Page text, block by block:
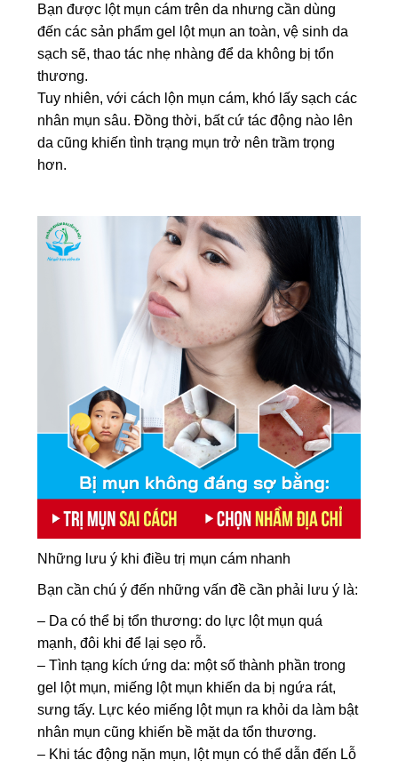
Bạn được lột mụn cám trên da nhưng cần dùng
đến các sản phẩm gel lột mụn an toàn, vệ sinh da
sạch sẽ, thao tác nhẹ nhàng để da không bị tổn
thương.
Tuy nhiên, với cách lộn mụn cám, khó lấy sạch các
nhân mụn sâu. Đồng thời, bất cứ tác động nào lên
da cũng khiến tình trạng mụn trở nên trầm trọng
hơn.
Những lưu ý khi điều trị mụn cám nhanh
Bạn cần chú ý đến những vấn đề cần phải lưu ý là:
– Da có thể bị tổn thương: do lực lột mụn quá
mạnh, đôi khi để lại sẹo rỗ.
– Tình tạng kích ứng da: một số thành phần trong
gel lột mụn, miếng lột mụn khiến da bị ngứa rát,
sưng tấy. Lực kéo miếng lột mụn ra khỏi da làm bật
nhân mụn cũng khiến bề mặt da tổn thương.
– Khi tác động nặn mụn, lột mụn có thể dẫn đến Lỗ